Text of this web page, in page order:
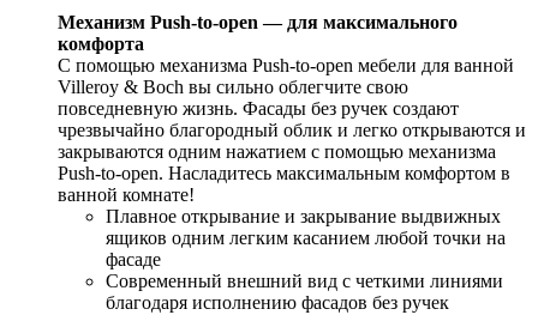
Механизм Push-to-open — для максимального
комфорта
С помощью механизма Push-to-open мебели для ванной
Villeroy & Boch вы сильно облегчите свою
повседневную жизнь. Фасады без ручек создают
чрезвычайно благородный облик и легко открываются и
закрываются одним нажатием с помощью механизма
Push-to-open. Насладитесь максимальным комфортом в
ванной комнате!
Плавное открывание и закрывание выдвижных
ящиков одним легким касанием любой точки на
фасаде
Современный внешний вид с четкими линиями
благодаря исполнению фасадов без ручек